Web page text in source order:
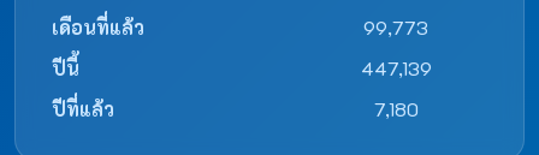
เดือนที่แล้ว
99,773
ปีนี้
447,139
ปีที่แล้ว
7,180